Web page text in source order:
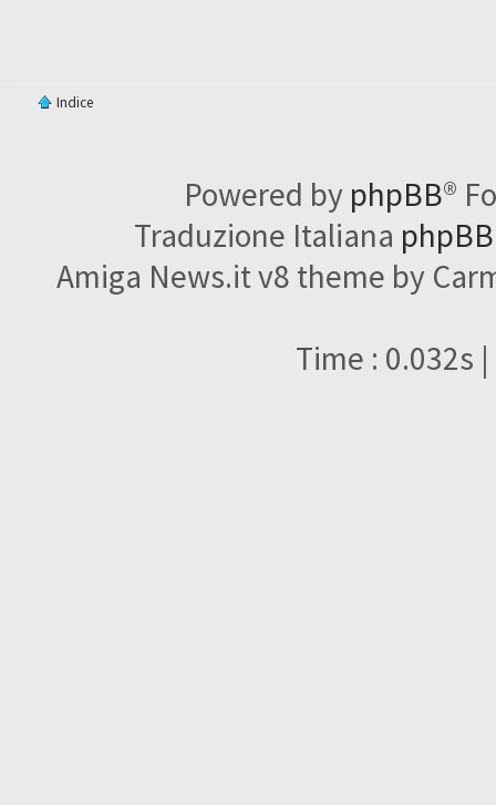
Indice
Powered by phpBB®
Traduzione Italiana
Amiga News.it v8 theme by
Time : 0.032s